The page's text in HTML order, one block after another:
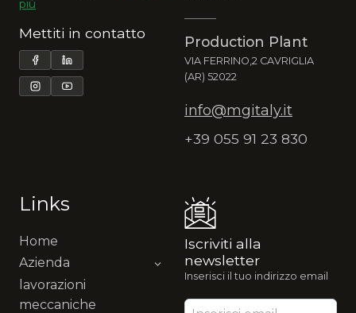
più
Mettiti in contatto
Production Plant
VIA FERRINO,2 CAVRIGLIA
(AR) 52022
info@mgitaly.it
+39 055 91 23 830
Links
Home
Azienda
lavorazioni
meccaniche
Iscriviti alla
newsletter
Inserisci il tuo indirizzo email